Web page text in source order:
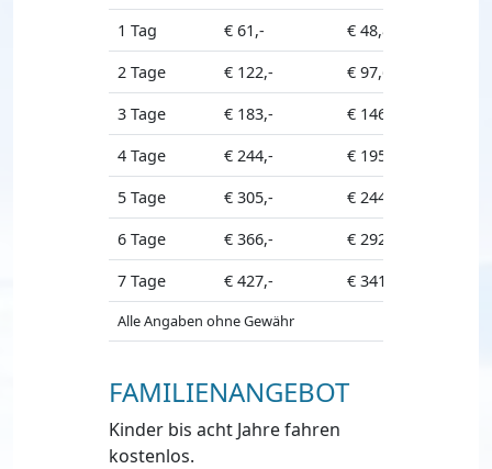
1 Tag
€ 61,-
€ 48,80
2 Tage
€ 122,-
€ 97,60
3 Tage
€ 183,-
€ 146,40
4 Tage
€ 244,-
€ 195,20
5 Tage
€ 305,-
€ 244,-
6 Tage
€ 366,-
€ 292,80
7 Tage
€ 427,- € 341,60
Alle Angaben ohne Gewähr
FAMILIENANGEBOT
Kinder bis acht Jahre fahren
kostenlos.